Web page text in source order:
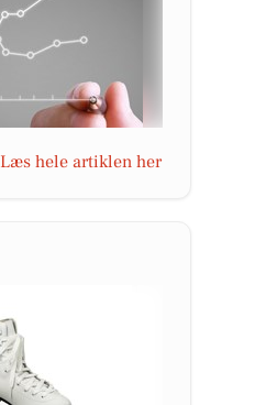
Læs hele artiklen her